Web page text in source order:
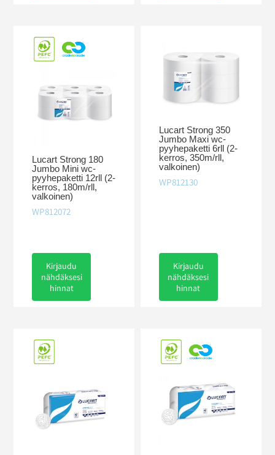
Lucart Strong 180
Jumbo Mini wc-
pyyhepaketti 12rll (2-
kerros, 180m/rll,
valkoinen)
WP812072
Kirjaudu
nähdäksesi
hinnat
Lucart Strong 350
Jumbo Maxi wc-
pyyhepaketti 6rll (2-
kerros, 350m/rll,
valkoinen)
WP812130
Kirjaudu
nähdäksesi
hinnat